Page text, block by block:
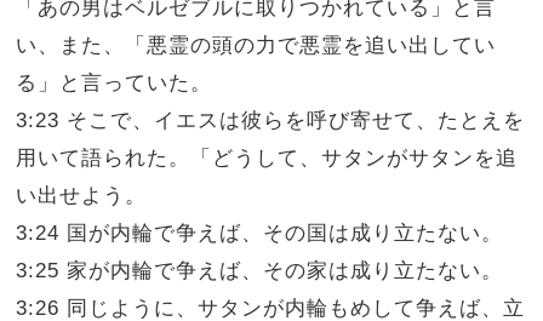
「あの男はベルゼブルに取りつかれている」と言
い、また、「悪霊の頭の力で悪霊を追い出してい
る」と言っていた。
3:23 そこで、イエスは彼らを呼び寄せて、たとえを
用いて語られた。「どうして、サタンがサタンを追
い出せよう。
3:24 国が内輪で争えば、その国は成り立たない。
3:25 家が内輪で争えば、その家は成り立たない。
3:26 同じように、サタンが内輪もめして争えば、立